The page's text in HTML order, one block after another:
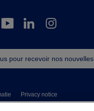
Privacy notice
pour recevoir nos nouvelles